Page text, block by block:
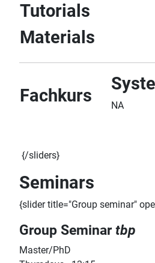
Tutorials
Materials
Fachkurs NA
{/sliders}
Seminars
{slider title="Group seminar"
Group Seminar tbp
Master/PhD